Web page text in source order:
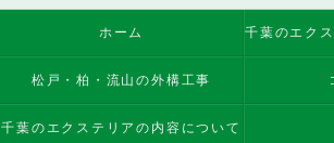
ホーム
松戸・柏・流山の外構工事
千葉のエクステリアの内容について